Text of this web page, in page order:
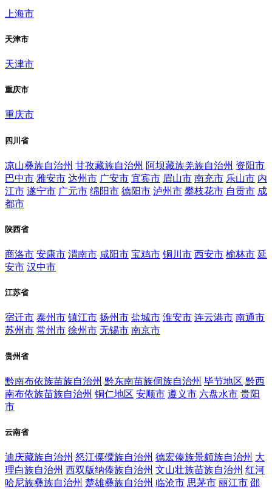
上海市
天津市
天津市
重庆市
重庆市
四川省
凉山彝族自治州 甘孜藏族自治州 阿坝藏族羌族自治州 资阳市
巴中市 雅安市 达州市 广安市 宜宾市 眉山市 南充市 乐山市 内
江市 遂宁市 广元市 绵阳市 德阳市 泸州市 攀枝花市 自贡市 成
都市
陕西省
商洛市 安康市 渭南市 咸阳市 宝鸡市 铜川市 西安市 榆林市 延
安市 汉中市
江苏省
宿迁市 泰州市 镇江市 扬州市 盐城市 淮安市 连云港市 南通市
苏州市 常州市 徐州市 无锡市 南京市
贵州省
黔南布依族苗族自治州 黔东南苗族侗族自治州 毕节地区 黔西
南布依族苗族自治州 铜仁地区 安顺市 遵义市 六盘水市 贵阳
市
云南省
迪庆藏族自治州 怒江傈僳族自治州 德宏傣族景颇族自治州 大
理白族自治州 西双版纳傣族自治州 文山壮族苗族自治州 红河
哈尼族彝族自治州 楚雄彝族自治州 临沧市 思茅市 丽江市 邵